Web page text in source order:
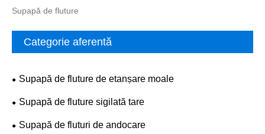
Supapă de fluture
Categorie aferentă
Supapă de fluture de etanșare moale
Supapă de fluture sigilată tare
Supapă de fluturi de andocare